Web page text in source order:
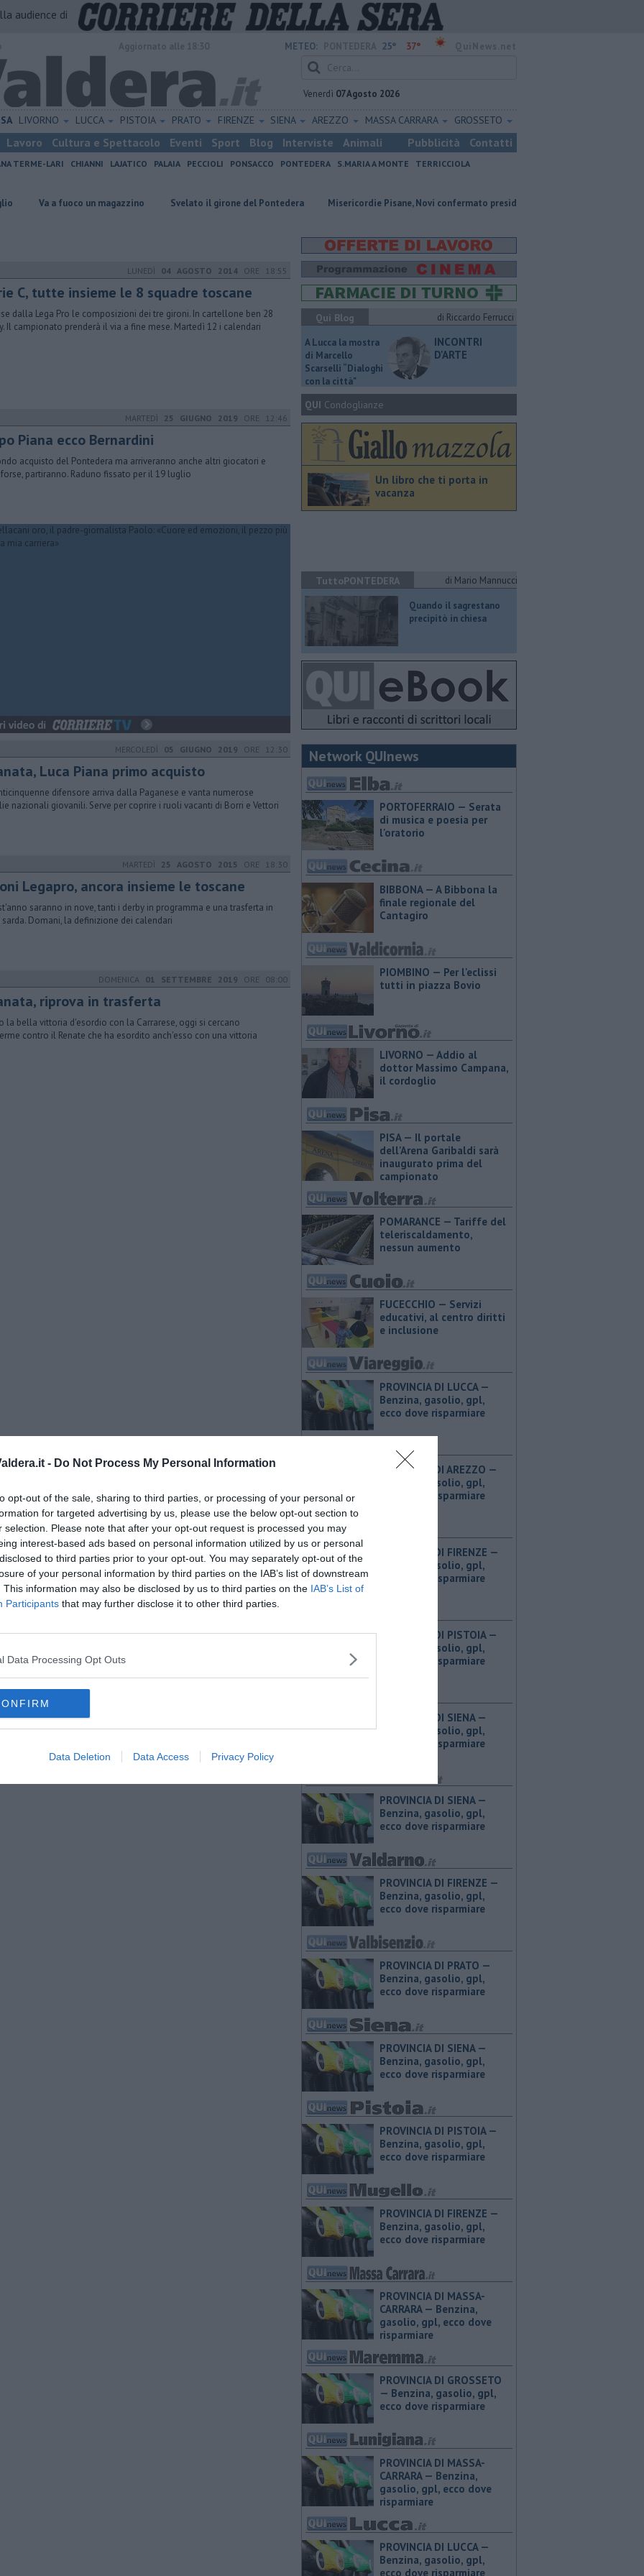
- Do Not Process My Personal Information
opt-out of the sale, sharing to third parties, or processing of your personal or
for targeted advertising by us, please use the below opt-out section to
selection. Please note that after your opt-out request is processed you may
interest-based ads based on personal information utilized by us or personal
to third parties prior to your opt-out. You may separately opt-out of the
of your personal information by third parties on the IAB’s list of downstream
This information may also be disclosed by us to third parties on the IAB’s List of
Participants that may further disclose it to other third parties.
Data Processing Opt Outs
Data Deletion Data Access Privacy Policy
audience di
METEO: 25° 37°
Venerdì 07 Agosto 2026
LIVORNO LUCCA PISTOIA PRATO FIRENZE SIENA AREZZO MASSA CARRARA GROSSETO
Lavoro Cultura e Spettacolo Eventi Sport Blog Interviste Animali Pubblicità Contatti
TERME-LARI CHIANNI LAJATICO PALAIA PECCIOLI PONSACCO PONTEDERA S.MARIA A MONTE
TERRICCIOLA
fuoco un magazzino Svelato il girone del Pontedera Misericordie Pisane, Novi confermato presidente Addio al dottor Massimo
LUNEDÌ 04 AGOSTO 2014 ORE 18:55
C, tutte insieme le 8 squadre toscane
dalla Lega Pro le composizioni dei tre gironi. In cartellone ben 28
Il campionato prenderà il via a fine mese. Martedì 12 i calendari
MARTEDÌ 25 GIUGNO 2019 ORE 12:46
Piana ecco Bernardini
acquisto del Pontedera ma arriveranno anche altri giocatori e
partiranno. Raduno fissato per il 19 luglio
MERCOLEDÌ 05 GIUGNO 2019 ORE 12:30
Luca Piana primo acquisto
difensore arriva dalla Paganese e vanta numerose
nazionali giovanili. Serve per coprire i ruoli vacanti di Borri e Vettori
MARTEDÌ 25 AGOSTO 2015 ORE 18:30
Legapro, ancora insieme le toscane
saranno in nove, tanti i derby in programma e una trasferta in
sarda. Domani, la definizione dei calendari
DOMENICA 01 SETTEMBRE 2019 ORE 08:00
riprova in trasferta
la bella vittoria d'esordio con la Carrarese, oggi si cercano
contro il Renate che ha esordito anch'esso con una vittoria
Qui Blog di Riccardo Ferrucci
A Lucca la mostra
di Marcello
Scarselli “Dialoghi
con la città"
INCONTRI
D'ARTE
QUI Condoglianze
Un libro che ti porta in
vacanza
TuttoPONTEDERA di Mario Mannucci
Quando il sagrestano
precipitò in chiesa
Network QUInews
PORTOFERRAIO — Serata
di musica e poesia per
l'oratorio
BIBBONA — A Bibbona la
finale regionale del
Cantagiro
PIOMBINO — Per l'eclissi
tutti in piazza Bovio
LIVORNO — Addio al
dottor Massimo Campana,
il cordoglio
PISA — Il portale
dell'Arena Garibaldi sarà
inaugurato prima del
campionato
POMARANCE — Tariffe del
teleriscaldamento,
nessun aumento
FUCECCHIO — Servizi
educativi, al centro diritti
e inclusione
PROVINCIA DI LUCCA — ​
Benzina, gasolio, gpl,
ecco dove risparmiare
PROVINCIA DI AREZZO — ​
Benzina, gasolio, gpl,
ecco dove risparmiare
PROVINCIA DI FIRENZE — ​
Benzina, gasolio, gpl,
ecco dove risparmiare
PROVINCIA DI PISTOIA — ​
Benzina, gasolio, gpl,
ecco dove risparmiare
PROVINCIA DI SIENA — ​
Benzina, gasolio, gpl,
ecco dove risparmiare
PROVINCIA DI SIENA — ​
Benzina, gasolio, gpl,
ecco dove risparmiare
PROVINCIA DI FIRENZE — ​
Benzina, gasolio, gpl,
ecco dove risparmiare
PROVINCIA DI PRATO — ​
Benzina, gasolio, gpl,
ecco dove risparmiare
PROVINCIA DI SIENA — ​
Benzina, gasolio, gpl,
ecco dove risparmiare
PROVINCIA DI PISTOIA — ​
Benzina, gasolio, gpl,
ecco dove risparmiare
PROVINCIA DI FIRENZE — ​
Benzina, gasolio, gpl,
ecco dove risparmiare
PROVINCIA DI MASSA-
CARRARA — ​Benzina,
gasolio, gpl, ecco dove
risparmiare
PROVINCIA DI GROSSETO
— ​Benzina, gasolio, gpl,
ecco dove risparmiare
PROVINCIA DI MASSA-
CARRARA — ​Benzina,
gasolio, gpl, ecco dove
risparmiare
PROVINCIA DI LUCCA — ​
Benzina, gasolio, gpl,
ecco dove risparmiare